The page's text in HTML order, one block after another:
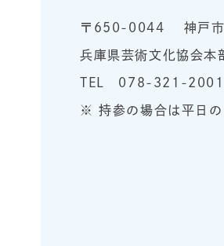
〒650-0044 神戸市
兵庫県芸術文化協会本
TEL 078-321-2001
※ 持参の場合は平日